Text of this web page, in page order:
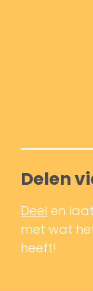
Delen
Deel en
met wat
heeft!